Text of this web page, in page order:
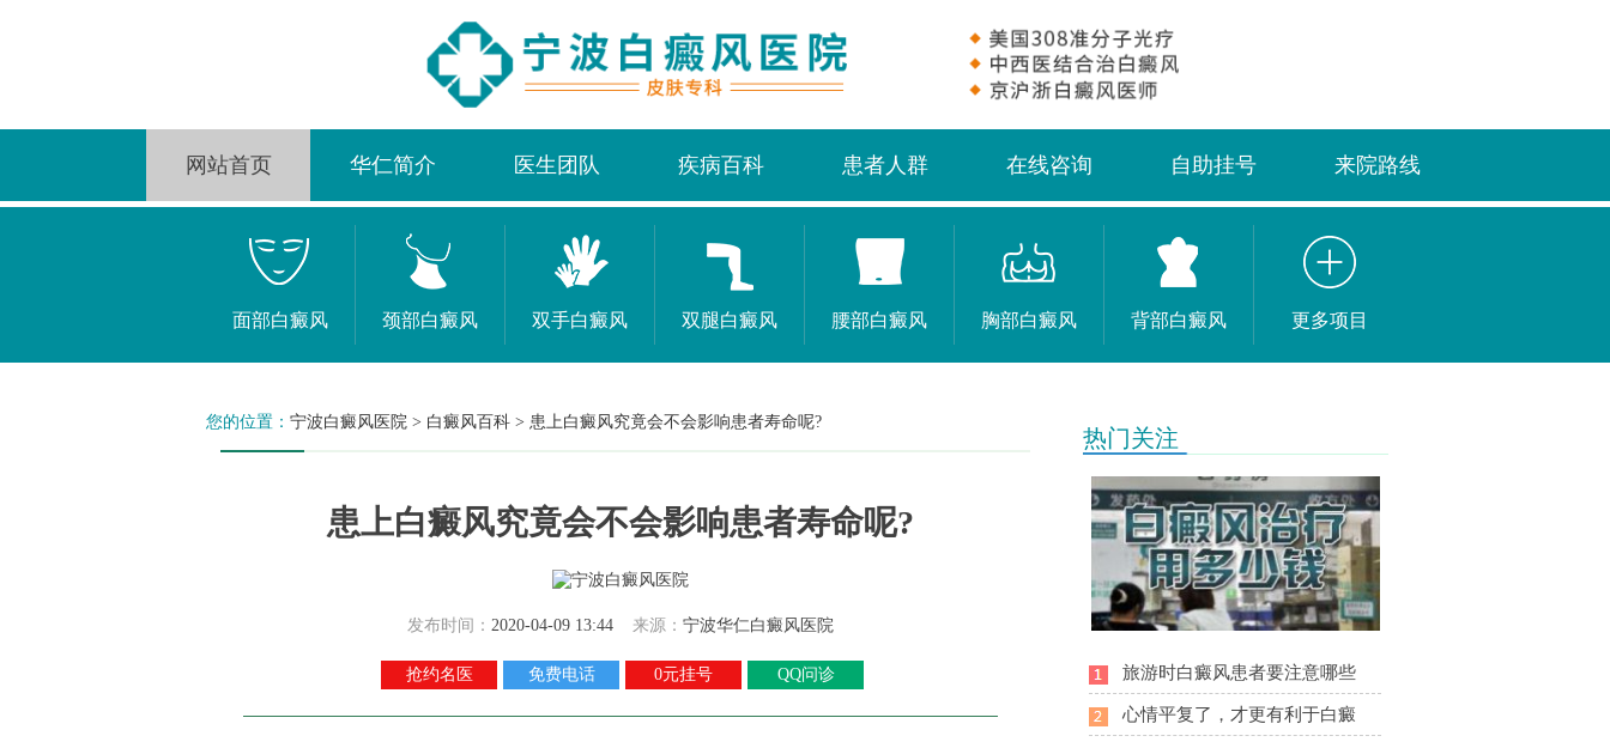
网站首页 华仁简介 医生团队 疾病百科 患者人群 在线咨询 自助挂号 来院路线
面部白癜风 颈部白癜风 双手白癜风 双腿白癜风 腰部白癜风 胸部白癜风 背部白癜风 更多项目
您的位置： 宁波白癜风医院 > 白癜风百科 > 患上白癜风究竟会不会影响患者寿命呢?
患上白癜风究竟会不会影响患者寿命呢?
发布时间： 2020-04-09 13:44 来源： 宁波华仁白癜风医院
抢约名医 免费电话 0元挂号 QQ问诊
热门关注
旅游时白癜风患者要注意哪些
心情平复了，才更有利于白癜